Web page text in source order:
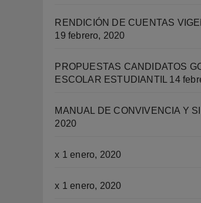
RENDICIÓN DE CUENTAS
19 febrero, 2020
PROPUESTAS CANDIDATOS
ESCOLAR ESTUDIANTIL 14
MANUAL DE CONVIVENCIA Y
2020
x 1 enero, 2020
x 1 enero, 2020